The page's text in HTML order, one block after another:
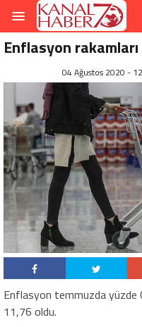
Enflasyon rakamları
04 Ağustos 2020 -
Enflasyon temmuzda yüzde
11,76 oldu.